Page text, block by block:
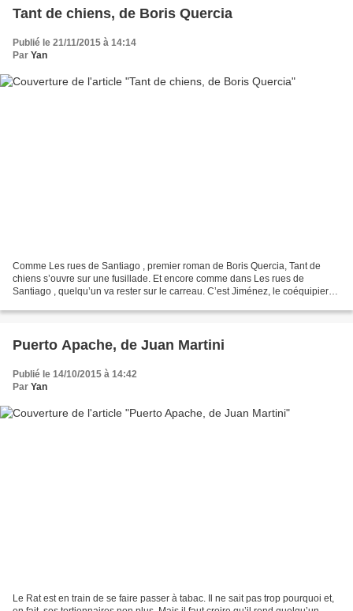
Tant de chiens, de Boris Quercia
Publié le 21/11/2015 à 14:14
Par Yan
Comme Les rues de Santiago , premier roman de Boris Quercia, Tant de
chiens s’ouvre sur une fusillade. Et encore comme dans Les rues de
Santiago , quelqu’un va rester sur le carreau. C’est Jiménez, le coéquipier
Puerto Apache, de Juan Martini
Publié le 14/10/2015 à 14:42
Par Yan
Le Rat est en train de se faire passer à tabac. Il ne sait pas trop pourquoi et,